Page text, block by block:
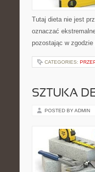
Tutaj dieta nie jest
oznaczać
pozostając w
CATEGORIES:
SZTUKA
POSTED BY ADMIN